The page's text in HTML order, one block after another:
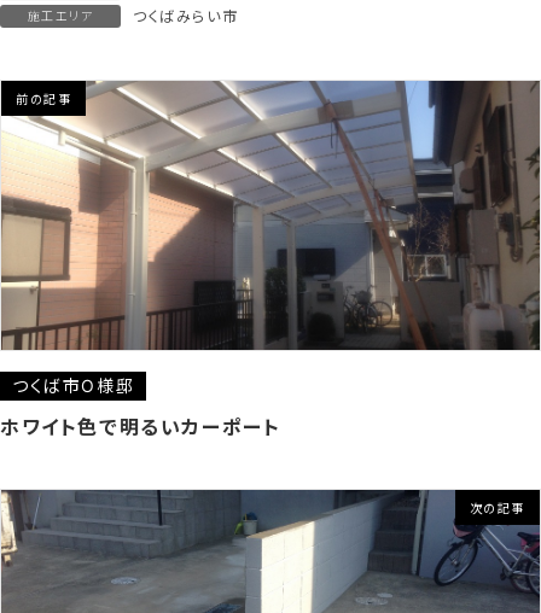
施工エリア つくばみらい市
前の記事
つくば市O様邸
ホワイト色で明るいカーポート
次の記事